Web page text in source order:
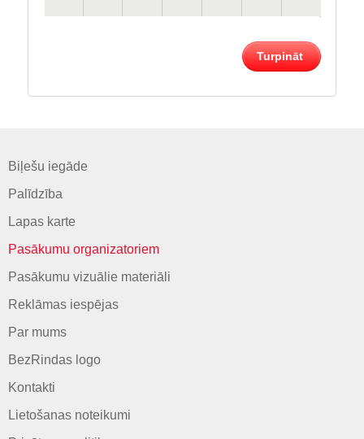
Turpināt
Biļešu iegāde
Palīdzība
Lapas karte
Pasākumu organizatoriem
Pasākumu vizuālie materiāli
Reklāmas iespējas
Par mums
BezRindas logo
Kontakti
Lietošanas noteikumi